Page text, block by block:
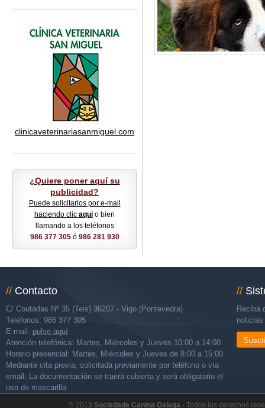
clinicaveterinariasanmiguel.com
¿Quiere poner aquí su
publicidad?
Puede solicitarlos por e-mail
haciendo clic aqui o bien
llamando a los teléfonos
986 377 305ó 986 281 930
// Contacto
C/ Coutadas Nº 35 (Teis) 36207 - Vigo (Pontevedra)
Teléfonos: 986 377 305
E-mail: pulse aquí
Atención telefónica: Martes, Miércoles y Jueves 10:00 a 14:00.
Horario presencial: Martes, Miércoles y Jueves de 8:00 a 15:00
Mediante cita previa, solicitada previamente por teléfono o vía
email. La documentación se traerá cubierta y será obligatorio el
uso de mascarilla
//
Reciba
© 2013 Sociedade Canina Galega - Todos los derechos